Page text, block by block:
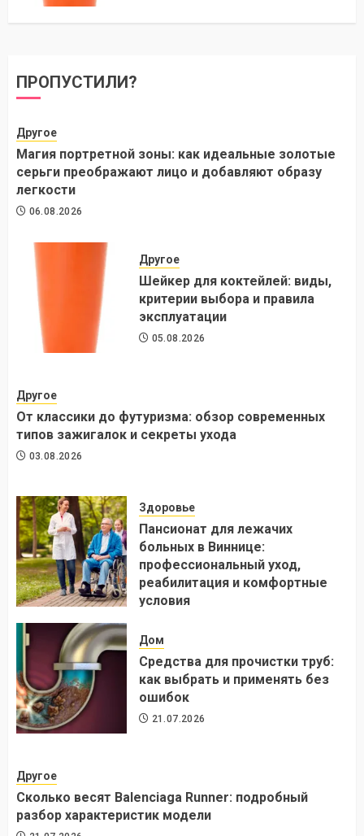
ПРОПУСТИЛИ?
Другое
Магия портретной зоны: как идеальные золотые
серьги преображают лицо и добавляют образу
легкости
06.08.2026
Другое
Шейкер для коктейлей: виды,
критерии выбора и правила
эксплуатации
05.08.2026
Другое
От классики до футуризма: обзор современных
типов зажигалок и секреты ухода
03.08.2026
Здоровье
Пансионат для лежачих
больных в Виннице:
профессиональный уход,
реабилитация и комфортные
условия
Дом
Средства для прочистки труб:
как выбрать и применять без
ошибок
21.07.2026
Другое
Сколько весят Balenciaga Runner: подробный
разбор характеристик модели